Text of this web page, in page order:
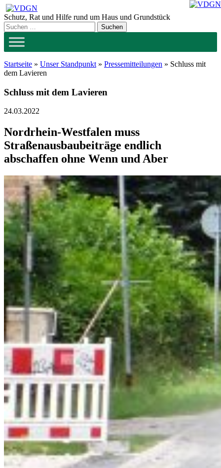
Zum
Inhalt
springen
Schutz, Rat und Hilfe rund um Haus und Grundstück
Startseite » Unser Standpunkt » Pressemitteilungen » Schluss mit
dem Lavieren
Schluss mit dem Lavieren
24.03.2022
Nordrhein-Westfalen muss
Straßenausbaubeiträge endlich
abschaffen ohne Wenn und Aber